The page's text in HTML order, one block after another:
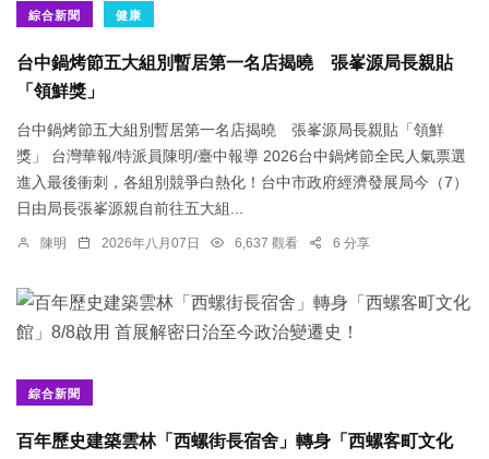
綜合新聞 健康
台中鍋烤節五大組別暫居第一名店揭曉 張峯源局長親貼
「領鮮獎」
台中鍋烤節五大組別暫居第一名店揭曉 張峯源局長親貼「領鮮
獎」 台灣華報/特派員陳明/臺中報導 2026台中鍋烤節全民人氣票選
進入最後衝刺，各組別競爭白熱化！台中市政府經濟發展局今（7）
日由局長張峯源親自前往五大組...
陳明 2026年八月07日 6,637 觀看 6 分享
綜合新聞
百年歷史建築雲林「西螺街長宿舍」轉身「西螺客町文化